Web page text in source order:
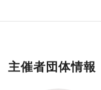
主催者団体情報